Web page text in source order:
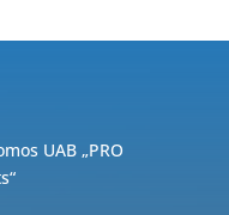
UAB „PRO